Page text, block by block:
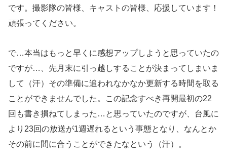
です。撮影隊の皆様、キャストの皆様、応援しています！
頑張ってください。
で…本当はもっと早くに感想アップしようと思っていたの
ですが…、先月末に引っ越しすることが決まってしまいま
して（汗）その準備に追われなかなか更新する時間を取る
ことができませんでした。この記念すべき再開最初の22
回も書き損ねてしまった…と思っていたのですが、台風に
より23回の放送が1週遅れるという事態となり、なんとか
その前に間に合うことができたなという（汗）。